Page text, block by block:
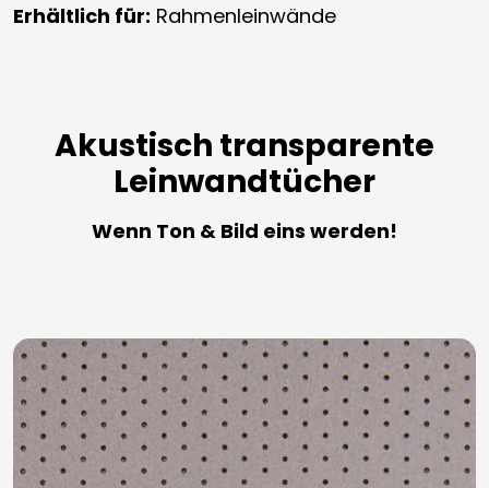
Erhältlich für: Rahmenleinwände
Akustisch transparente
Leinwandtücher
Wenn Ton & Bild eins werden!